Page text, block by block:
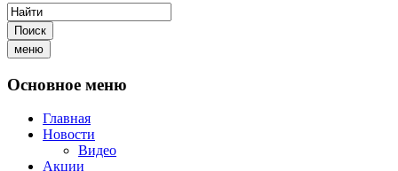
Поиск
меню
Основное меню
Главная
Новости
Видео
Акции